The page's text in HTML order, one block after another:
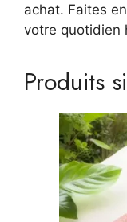
achat. Faites
votre quotidien
Produits
produit
plusieurs
variations.